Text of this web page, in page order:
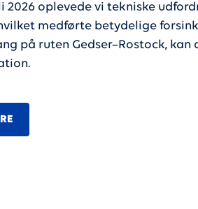
2026 oplevede vi tekniske
medførte betydelige
på ruten Gedser–Rostock,